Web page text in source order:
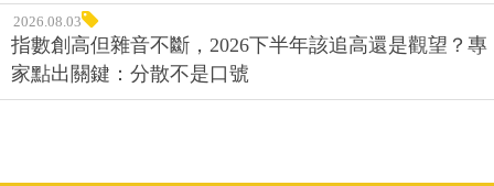
2026.08.03
指數創高但雜音不斷，2026下半年該追高還是觀望？專
家點出關鍵：分散不是口號